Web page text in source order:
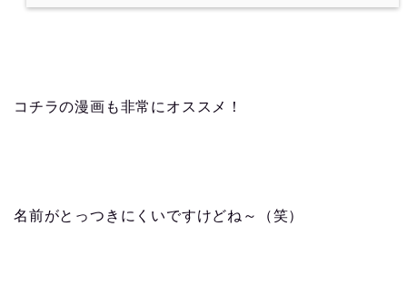
コチラの漫画も非常にオススメ！
名前がとっつきにくいですけどね～（笑）